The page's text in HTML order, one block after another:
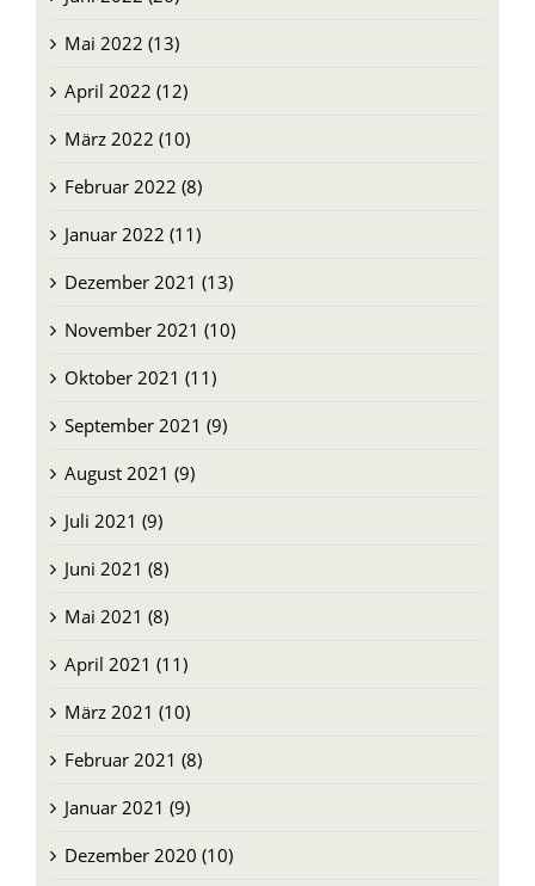
April 2022 (12)
März 2022 (10)
Februar 2022 (8)
Januar 2022 (11)
Dezember 2021 (13)
November 2021 (10)
Oktober 2021 (11)
September 2021 (9)
August 2021 (9)
Juli 2021 (9)
Juni 2021 (8)
Mai 2021 (8)
April 2021 (11)
März 2021 (10)
Februar 2021 (8)
Januar 2021 (9)
Dezember 2020 (10)
November 2020 (9)